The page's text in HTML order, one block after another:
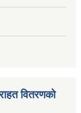
वितरणको